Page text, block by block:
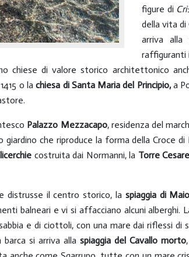
figure di
della vita di
arriva alla
raffiguranti
chiese di valore storico architettonico
o lachiesa di Santa Maria del Principio,a
Palazzo Mezzacapo, residenza del
giardino che riproduce la forma della Croce
costruita dai Normanni, la Torre Cesare
distrusse il centro storico, la spiaggia di
balneari e vi si affacciano alcuni alberghi.
e di ciottoli, con una mare dai riflessi
si arriva alla spiaggia del Cavallo morto